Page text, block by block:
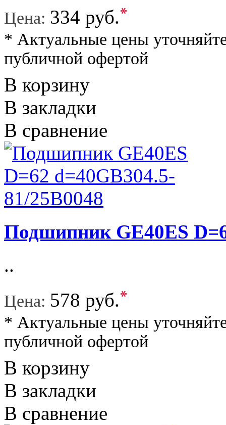
Цена: 334 руб.*
* Актуальные цены
публичной офертой
В корзину
В закладки
В сравнение
Подшипник GE40ES
..
Цена: 578 руб.*
* Актуальные цены
публичной офертой
В корзину
В закладки
В сравнение